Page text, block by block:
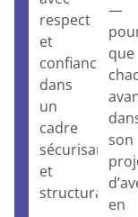
respect
et
confiance,
dans
un
cadre
sécurisant
et
structurant
—
que
son
en